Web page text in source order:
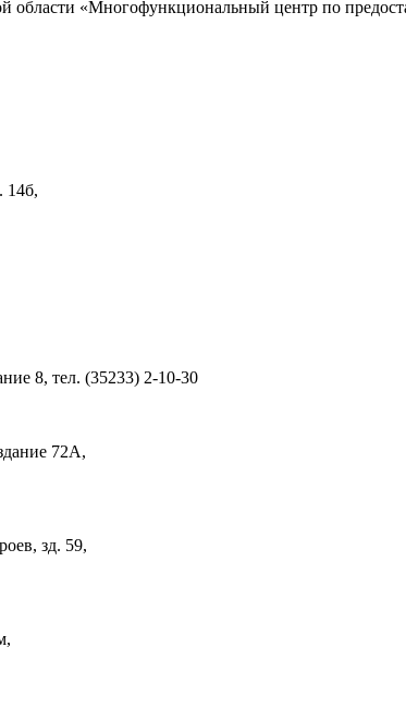
области «Многофункциональный центр по
14б,
8, тел. (35233) 2-10-30
72А,
зд. 59,